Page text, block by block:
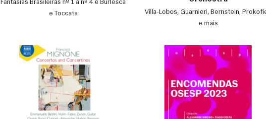
Fantasias Brasileiras nº 1 a nº 4 e Burlesca
e Toccata
Villa-Lobos, Guarnieri, Bernstein,
e mais